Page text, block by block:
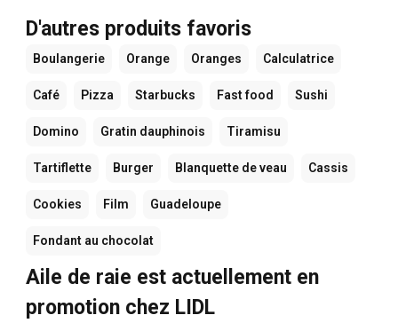
D'autres produits favoris
Boulangerie Orange Oranges Calculatrice
Café Pizza Starbucks Fast food Sushi
Domino Gratin dauphinois Tiramisu
Tartiflette Burger Blanquette de veau Cassis
Cookies Film Guadeloupe
Fondant au chocolat
Aile de raie est actuellement en
promotion chez LIDL